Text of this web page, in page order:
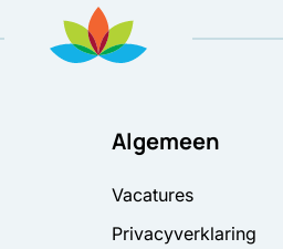
Algemeen
Vacatures
Privacyverklaring